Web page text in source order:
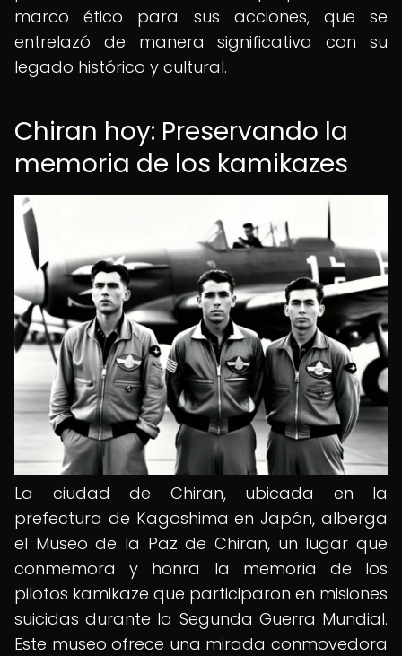
marco ético para sus acciones, que se
entrelazó de manera significativa con su
legado histórico y cultural.
Chiran hoy: Preservando la
memoria de los kamikazes
La ciudad de Chiran, ubicada en la
prefectura de Kagoshima en Japón, alberga
el Museo de la Paz de Chiran, un lugar que
conmemora y honra la memoria de los
pilotos kamikaze que participaron en misiones
suicidas durante la Segunda Guerra Mundial.
Este museo ofrece una mirada conmovedora